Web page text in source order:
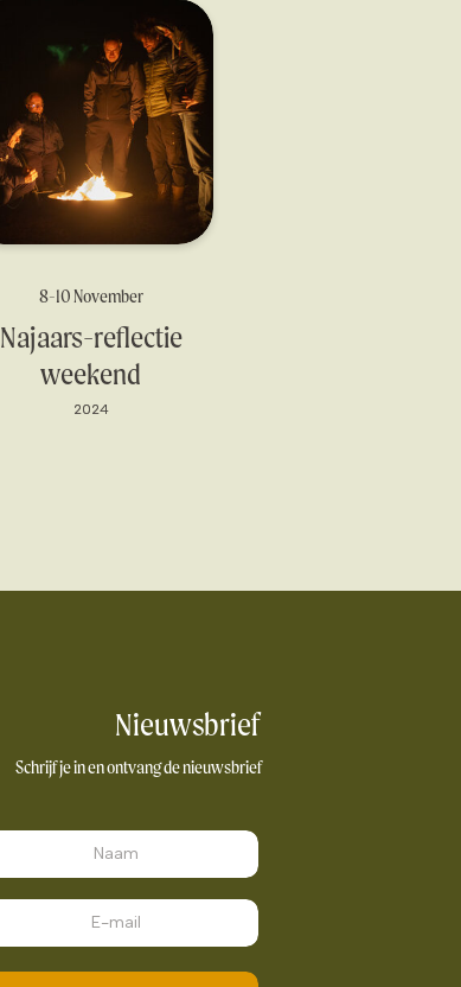
8-10 November
Najaars-reflectie
weekend
2024
2024
Nieuwsbrief
Schrijf je in en ontvang de nieuwsbrief